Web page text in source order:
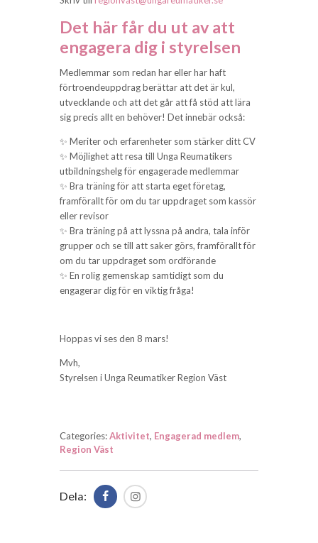
Det här får du ut av att
engagera dig i styrelsen
Medlemmar som redan har eller har haft
förtroendeuppdrag berättar att det är kul,
utvecklande och att det går att få stöd att lära
sig precis allt en behöver! Det innebär också:
✨ Meriter och erfarenheter som stärker ditt CV
✨ Möjlighet att resa till Unga Reumatikers
utbildningshelg för engagerade medlemmar
✨ Bra träning för att starta eget företag,
framförallt för om du tar uppdraget som kassör
eller revisor
✨ Bra träning på att lyssna på andra, tala inför
grupper och se till att saker görs, framförallt för
om du tar uppdraget som ordförande
✨ En rolig gemenskap samtidigt som du
engagerar dig för en viktig fråga!
Hoppas vi ses den 8 mars!
Mvh,
Styrelsen i Unga Reumatiker Region Väst
Categories:Aktivitet, Engagerad medlem,
Region Väst
Dela: